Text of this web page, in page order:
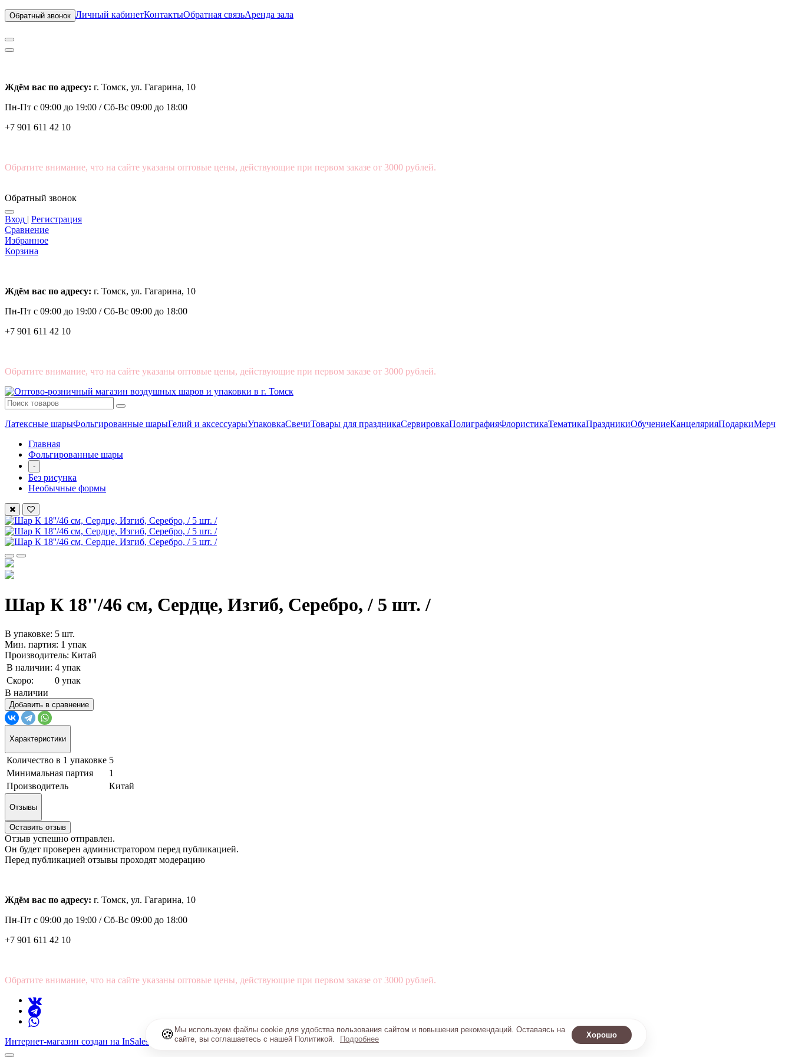
Обратный звонок Личный кабинетКонтактыОбратная связьАренда зала
Ждём вас по адресу: г. Томск, ул. Гагарина, 10
Пн-Пт с 09:00 до 19:00 /Сб-Вс 09:00 до 18:00
+7 901 611 42 10
Обратите внимание, что на сайте указаны оптовые цены, действующие при первом заказе от 3000 рублей.
Обратный звонок
Вход | Регистрация
Сравнение
Избранное
Корзина
Ждём вас по адресу: г. Томск, ул. Гагарина, 10
Пн-Пт с 09:00 до 19:00 /Сб-Вс 09:00 до 18:00
+7 901 611 42 10
Обратите внимание, что на сайте указаны оптовые цены, действующие при первом заказе от 3000 рублей.
Латексные шарыФольгированные шарыГелий и аксессуарыУпаковкаСвечиТовары для праздникаСервировкаПолиграфияФлористикаТематикаПраздникиОбучениеКанцелярияПодаркиМерч
Главная
Фольгированные шары
-
Без рисунка
Необычные формы
Шар К 18''/46 см, Сердце, Изгиб, Серебро, / 5 шт. /
В упаковке: 5 шт.
Мин. партия: 1 упак
Производитель: Китай
В наличии: 4 упак
Скоро:
0 упак
В наличии
Добавить в сравнение
Характеристики
Количество в 1 упаковке 5
Минимальная партия
1
Производитель
Китай
Отзывы
Оставить отзыв
Отзыв успешно отправлен.
Он будет проверен администратором перед публикацией.
Перед публикацией отзывы проходят модерацию
Ждём вас по адресу: г. Томск, ул. Гагарина, 10
Пн-Пт с 09:00 до 19:00 /Сб-Вс 09:00 до 18:00
+7 901 611 42 10
Обратите внимание, что на сайте указаны оптовые цены, действующие при первом заказе от 3000 рублей.
Интернет-магазин создан на InSales 🍪 Мы используем файлы cookie для удобства пользования сайтом и повышения рекомендаций. Оставаясь на
сайте, вы соглашаетесь с нашей Политикой.
Подробнее Хорошо